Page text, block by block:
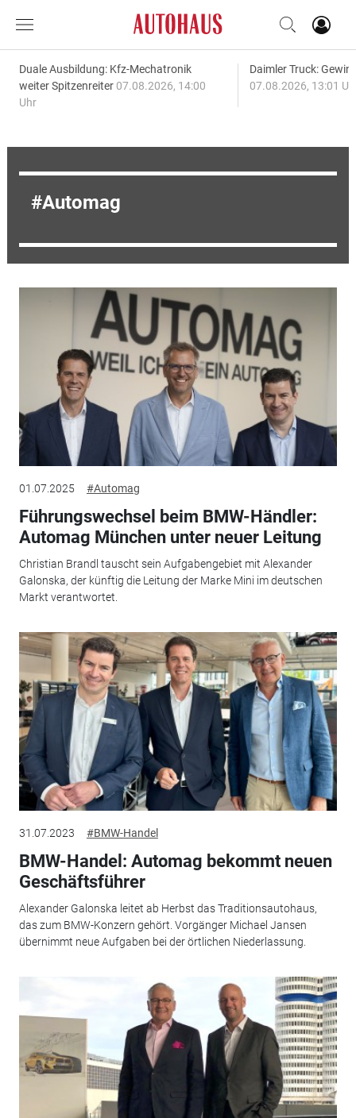
Duale Ausbildung: Kfz-Mechatronik
weiter Spitzenreiter 07.08.2026, 14:00
Uhr
Daimler Truck:
07.08.2026, 13:01
Automag
01.07.2025 #Automag
Führungswechsel beim BMW-Händler:
Automag München unter neuer Leitung
Christian Brandl tauscht sein Aufgabengebiet mit Alexander
Galonska, der künftig die Leitung der Marke Mini im deutschen
Markt verantwortet.
31.07.2023 #BMW-Handel
BMW-Handel: Automag bekommt neuen
Geschäftsführer
Alexander Galonska leitet ab Herbst das Traditionsautohaus,
das zum BMW-Konzern gehört. Vorgänger Michael Jansen
übernimmt neue Aufgaben bei der örtlichen Niederlassung.